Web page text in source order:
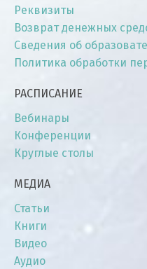
Реквизиты
Возврат денежных
Сведения об
Политика обработки
РАСПИСАНИЕ
Вебинары
Конференции
Круглые столы
МЕДИА
Статьи
Книги
Видео
Аудио